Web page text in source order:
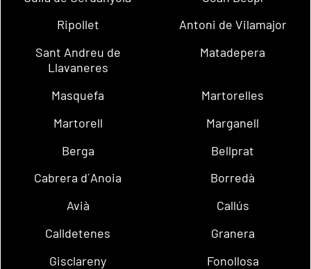
Ripollet
Antoni de Vilamajor
Sant Andreu de
Llavaneres
Matadepera
Masquefa
Martorelles
Martorell
Marganell
Berga
Bellprat
Cabrera d´Anoia
Borredà
Avià
Callús
Calldetenes
Granera
Gisclareny
Fonollosa